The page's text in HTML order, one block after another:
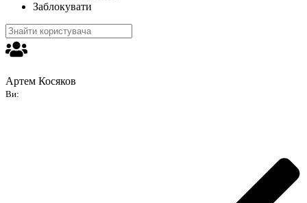
Заблокувати
Артем Косяков
Ви: